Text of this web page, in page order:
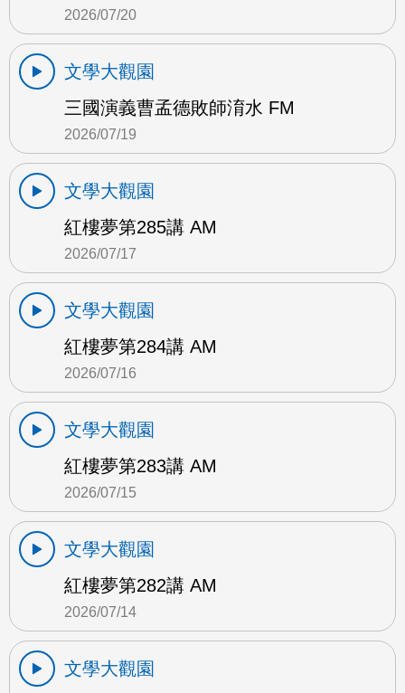
2026/07/20
文學大觀園
三國演義曹孟德敗師淯水 FM
2026/07/19
文學大觀園
紅樓夢第285講 AM
2026/07/17
文學大觀園
紅樓夢第284講 AM
2026/07/16
文學大觀園
紅樓夢第283講 AM
2026/07/15
文學大觀園
紅樓夢第282講 AM
2026/07/14
文學大觀園